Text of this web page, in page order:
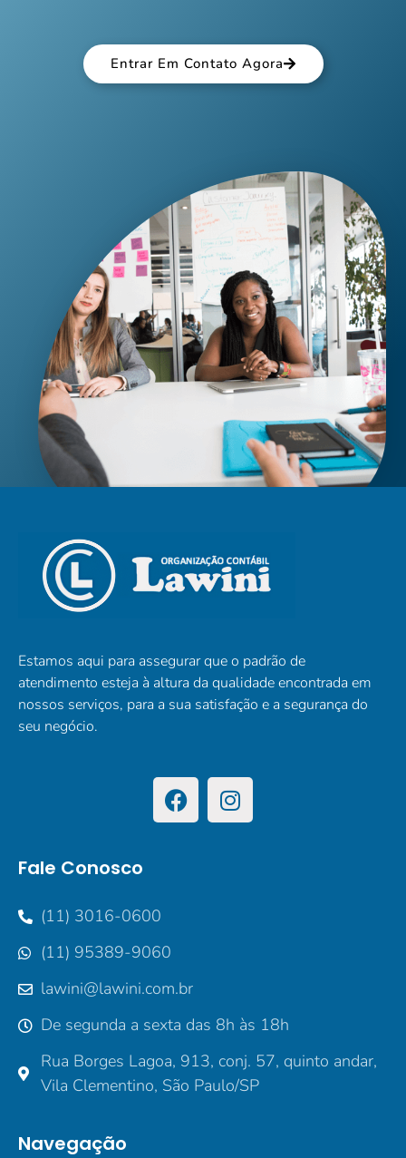
Entrar Em Contato Agora
Estamos aqui para assegurar que o padrão de
atendimento esteja à altura da qualidade encontrada em
nossos serviços, para a sua satisfação e a segurança do
seu negócio.
Fale Conosco
(11) 3016-0600
(11) 95389-9060
lawini@lawini.com.br
De segunda a sexta das 8h às 18h
Rua Borges Lagoa, 913, conj. 57, quinto andar,
Vila Clementino, São Paulo/SP
Navegação